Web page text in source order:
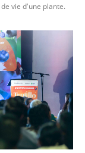
vie d'une plante.